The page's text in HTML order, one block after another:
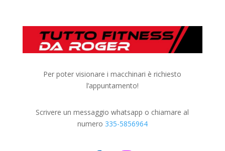
Per poter visionare i macchinari è richiesto
l’appuntamento!
Scrivere un messaggio whatsapp o chiamare al
numero 335-5856964